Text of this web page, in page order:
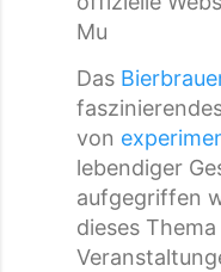
Mu
Das
von
lebendiger
aufgegriffen
dieses